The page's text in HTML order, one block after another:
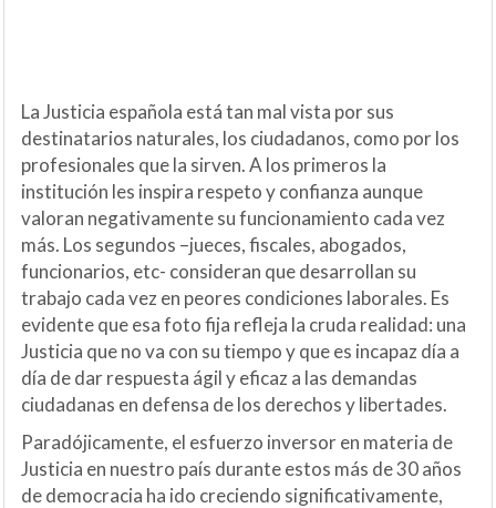
La Justicia española está tan mal vista por sus
destinatarios naturales, los ciudadanos, como por los
profesionales que la sirven. A los primeros la
institución les inspira respeto y confianza aunque
valoran negativamente su funcionamiento cada vez
más. Los segundos –jueces, fiscales, abogados,
funcionarios, etc- consideran que desarrollan su
trabajo cada vez en peores condiciones laborales. Es
evidente que esa foto fija refleja la cruda realidad: una
Justicia que no va con su tiempo y que es incapaz día a
día de dar respuesta ágil y eficaz a las demandas
ciudadanas en defensa de los derechos y libertades.
Paradójicamente, el esfuerzo inversor en materia de
Justicia en nuestro país durante estos más de 30 años
de democracia ha ido creciendo significativamente,